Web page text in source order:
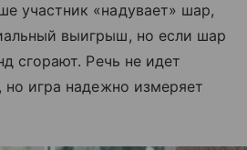
участник «надувает» шар,
выигрыш, но если шар
сгорают. Речь не идет
но игра надежно измеряет